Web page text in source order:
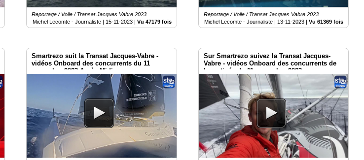
Reportage / Voile / Transat Jacques Vabre 2023
Michel Lecomte - Journaliste | 15-11-2023| Vu 47179 fois
Reportage / Voile / Transat Jacques Vabre 2023
Michel Lecomte - Journaliste | 13-11-2023 |Vu 61369 fois
Smartrezo suit la Transat Jacques-Vabre -
vidéos Onboard des concurrents du 11
novembre 2023 Après-Midi
Sur Smartrezo suivez la Transat Jacques-
Vabre - vidéos Onboard des concurrents de
la matinée du 11 novembre 2023